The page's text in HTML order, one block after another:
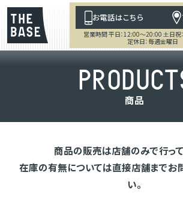
お電話はこちら
営業時間 平日：12:00～20:00 土日
定休日：毎週金曜日
PRODUCT
商品
商品の販売は店舗のみで行って
在庫の有無については直接店舗までお
い。